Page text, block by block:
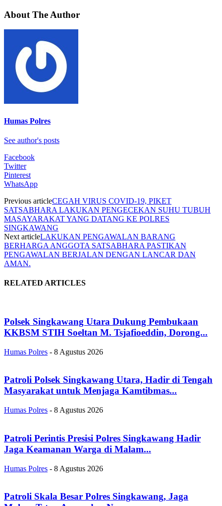
About The Author
Humas Polres
See author's posts
Facebook
Twitter
Pinterest
WhatsApp
Previous articleCEGAH VIRUS COVID-19, PIKET
SATSABHARA LAKUKAN PENGECEKAN SUHU TUBUH
MASAYARAKAT YANG DATANG KE POLRES
SINGKAWANG
Next articleLAKUKAN PENGAWALAN BARANG
BERHARGA ANGGOTA SATSABHARA PASTIKAN
PENGAWALAN BERJALAN DENGAN LANCAR DAN
AMAN.
RELATED ARTICLES
Polsek Singkawang Utara Dukung Pembukaan
KKBSM STIH Soeltan M. Tsjafioeddin, Dorong...
Humas Polres - 8 Agustus 2026
Patroli Polsek Singkawang Utara, Hadir di Tengah
Masyarakat untuk Menjaga Kamtibmas...
Humas Polres - 8 Agustus 2026
Patroli Perintis Presisi Polres Singkawang Hadir
Jaga Keamanan Warga di Malam...
Humas Polres - 8 Agustus 2026
Patroli Skala Besar Polres Singkawang, Jaga